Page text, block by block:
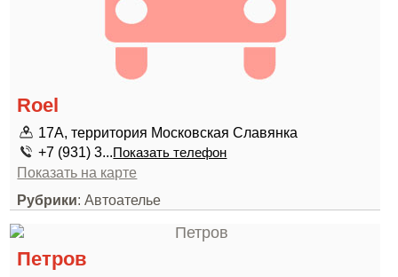
Roel
17А, территория Московская Славянка
+7 (931) 3...Показать телефон
Показать на карте
Рубрики: Автоателье
Петров